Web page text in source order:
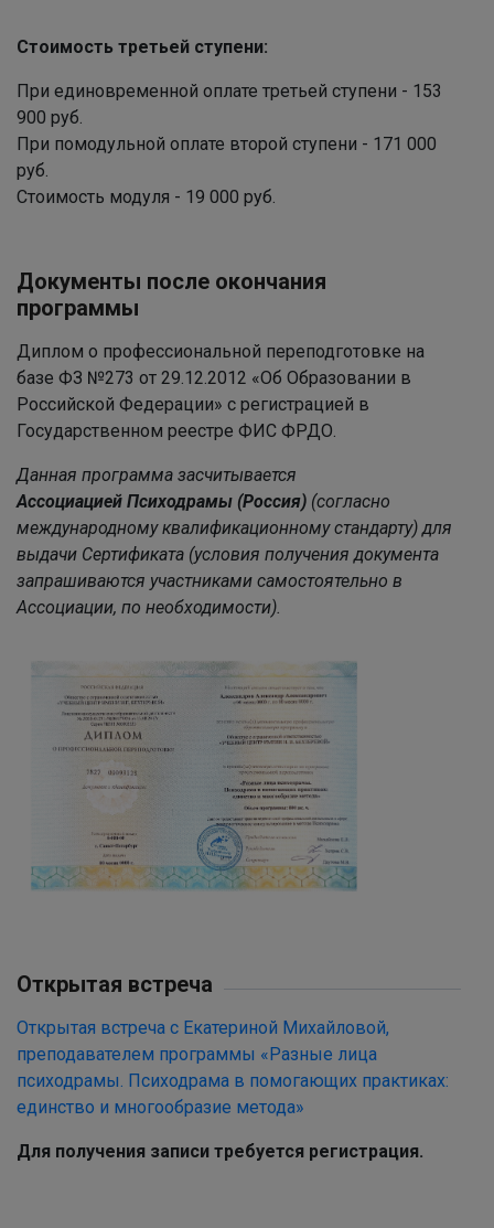
Стоимость третьей ступени:
При единовременной оплате третьей ступени - 153
900 руб.
При помодульной оплате второй ступени - 171 000
руб.
Стоимость модуля - 19 000 руб.
Документы после окончания
программы
Диплом о профессиональной переподготовке на
базе ФЗ №273 от 29.12.2012 «Об Образовании в
Российской Федерации» с регистрацией в
Государственном реестре ФИС ФРДО.
Данная программа засчитывается
Ассоциацией Психодрамы (Россия) (согласно
международному квалификационному стандарту)для
выдачи Сертификата (условия получения документа
запрашиваются участниками самостоятельно в
Ассоциации, по необходимости).
Открытая встреча
Открытая встреча с Екатериной Михайловой,
преподавателем программы «Разные лица
психодрамы. Психодрама в помогающих практиках:
единство и многообразие метода»
Для получения записи требуется регистрация.